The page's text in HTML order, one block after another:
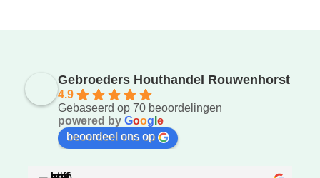
Gebroeders Houthandel Rouwenhorst
4.9
Gebaseerd op 70 beoordelingen
powered by Goog e
beoordeel ons op